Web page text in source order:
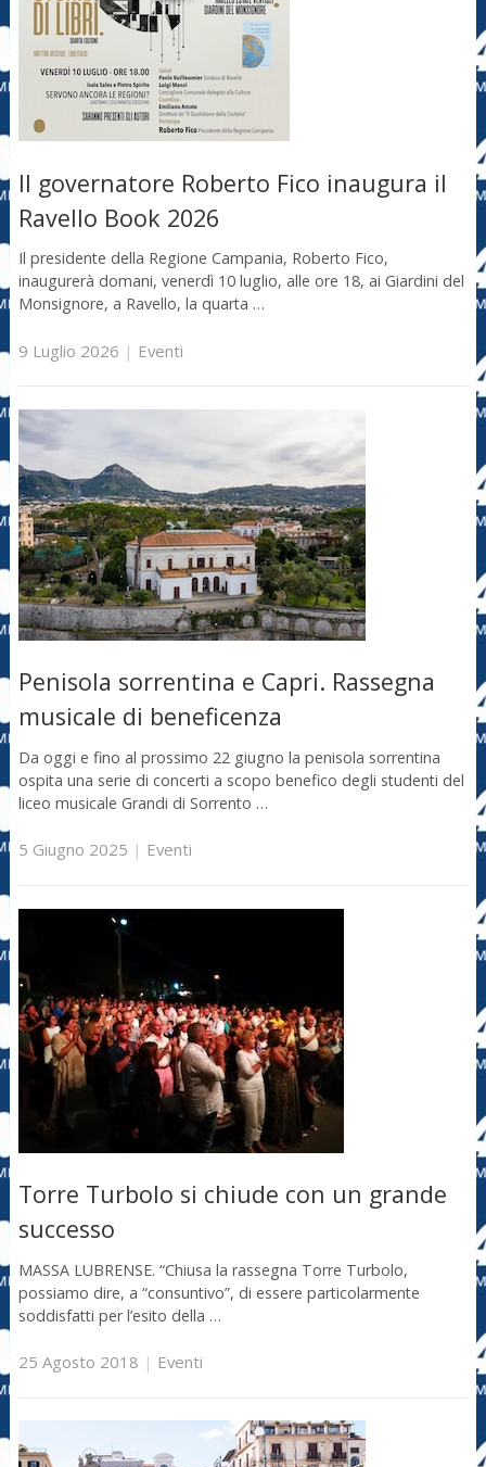
Il governatore Roberto Fico inaugura il
Ravello Book 2026
Il presidente della Regione Campania, Roberto Fico,
inaugurerà domani, venerdì 10 luglio, alle ore 18, ai Giardini del
Monsignore, a Ravello, la quarta …
9 Luglio 2026 | Eventi
Penisola sorrentina e Capri. Rassegna
musicale di beneficenza
Da oggi e fino al prossimo 22 giugno la penisola sorrentina
ospita una serie di concerti a scopo benefico degli studenti del
liceo musicale Grandi di Sorrento …
5 Giugno 2025 | Eventi
Torre Turbolo si chiude con un grande
successo
MASSA LUBRENSE. “Chiusa la rassegna Torre Turbolo,
possiamo dire, a “consuntivo”, di essere particolarmente
soddisfatti per l’esito della …
25 Agosto 2018 | Eventi